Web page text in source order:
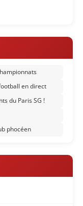
en direct
du Paris SG !
phocéen